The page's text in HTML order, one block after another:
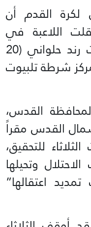
لكرة القدم أن
اللاعبة في
المنتخب الوطني للسيدات رند حلواني (20
شرطة تلبيوت
القدس،
القدس مقراً
للتحقيق،
وتحيلها
اعتقالها”